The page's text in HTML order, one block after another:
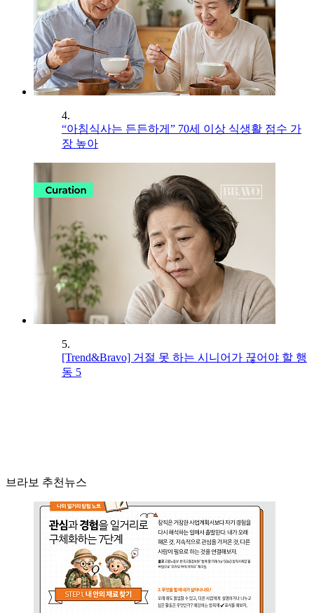
4.
“아침식사는 든든하게” 70세 이상 식생활 점수 가
장 높아
5.
[Trend&Bravo] 거절 못 하는 시니어가 끊어야 할 행
동 5
브라보 추천뉴스